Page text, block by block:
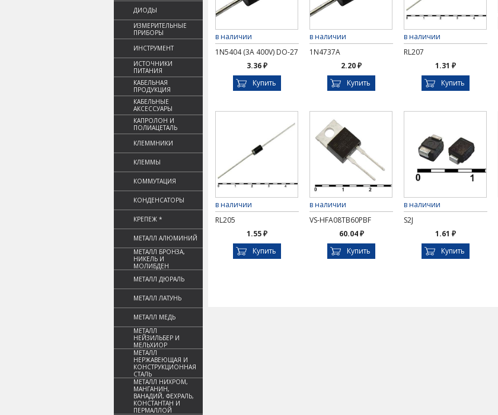
ДИОДЫ
ИЗМЕРИТЕЛЬНЫЕ
ПРИБОРЫ
ИНСТРУМЕНТ
ИСТОЧНИКИ
ПИТАНИЯ
КАБЕЛЬНАЯ
ПРОДУКЦИЯ
КАБЕЛЬНЫЕ
АКСЕССУАРЫ
КАПРОЛОН И
ПОЛИАЦЕТАЛЬ
КЛЕММНИКИ
КЛЕММЫ
КОММУТАЦИЯ
КОНДЕНСАТОРЫ
КРЕПЕЖ *
МЕТАЛЛ АЛЮМИНИЙ
МЕТАЛЛ БРОНЗА,
НИКЕЛЬ И
МОЛИБДЕН
МЕТАЛЛ ДЮРАЛЬ
МЕТАЛЛ ЛАТУНЬ
МЕТАЛЛ МЕДЬ
МЕТАЛЛ
НЕЙЗИЛЬБЕР И
МЕЛЬХИОР
МЕТАЛЛ
НЕРЖАВЕЮЩАЯ И
КОНСТРУКЦИОННАЯ
СТАЛЬ
МЕТАЛЛ НИХРОМ,
МАНГАНИН,
ВАНАДИЙ, ФЕХРАЛЬ,
КОНСТАНТАН И
ПЕРМАЛЛОЙ
в наличии
1N5404 (3A 400V) DO-27
3.36 ₽
Купить
в наличии
1N4737A
2.20 ₽
Купить
в наличии
RL207
1.31 ₽
Купить
в наличии
RL205
1.55 ₽
Купить
в наличии
VS-HFA08TB60PBF
60.04 ₽
Купить
в наличии
S2J
1.61 ₽
Купить